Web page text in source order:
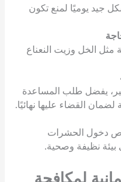
جيد يوميًا لمنع تكون
مثل الخل وزيت النعناع
يفضل طلب المساعدة
القضاء عليها نهائيًا.
فرص دخول الحشرات
نظيفة وصحية.
لمكافحة